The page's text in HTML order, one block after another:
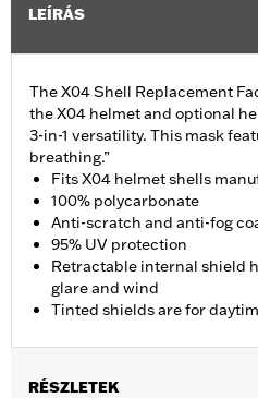
LEÍRÁS
The X04 Shell Replacement
the X04 helmet and optional
3-in-1 versatility. This mask
breathing.”
Fits X04 helmet shells
100% polycarbonate
Anti-scratch and anti-fog
95% UV protection
Retractable internal shield
glare and wind
Tinted shields are for
RÉSZLETEK